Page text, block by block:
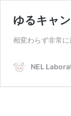
ゆるキャ
相変わらず非常
NEL